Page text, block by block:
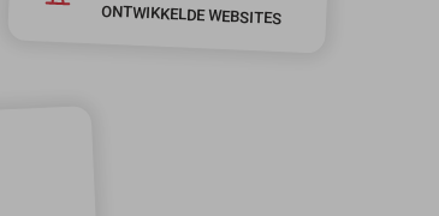
ONTWIKKELDE WEBSITES